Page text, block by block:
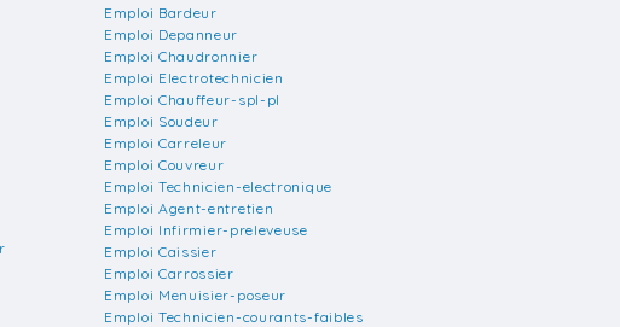
Emploi Bardeur
Emploi Depanneur
Emploi Chaudronnier
Emploi Electrotechnicien
Emploi Chauffeur-spl-pl
Emploi Soudeur
Emploi Carreleur
Emploi Couvreur
Emploi Technicien-electronique
Emploi Agent-entretien
Emploi Infirmier-preleveuse
Emploi Caissier
Emploi Carrossier
Emploi Menuisier-poseur
Emploi Technicien-courants-faibles